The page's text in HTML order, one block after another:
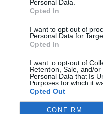
Personal Data.
Opted In
I want to opt-out of
Personal Data for
Opted In
I want to opt-out of
Retention, Sale, and/or
Personal Data that Is
Purposes for which it
Opted Out
CONFIRM
Φωτιά στον Κουβαρά:
12:20
γίνονται «όχημα» για τα
Λ. Μενδώνη για Ν.
«με αφοσίωση, ήθος και